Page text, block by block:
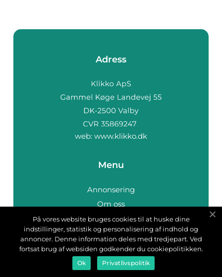
Adress
web: www.klikko.dk
Menu
Annonsering
Om oss
Cookies
Kontakta oss
Sitemap
På vores website bruges cookies til at huske dine
indstillinger, statistik og personalisering af indhold og
annoncer. Denne information deles med tredjepart. Ved
fortsat brug af websiden godkender du cookiepolitikken.
Ok Privatlivspolitik